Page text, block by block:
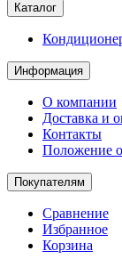
Каталог
Информация
О компании
Доставка и
Контакты
Положение
Покупателям
Сравнение
Избранное
Корзина